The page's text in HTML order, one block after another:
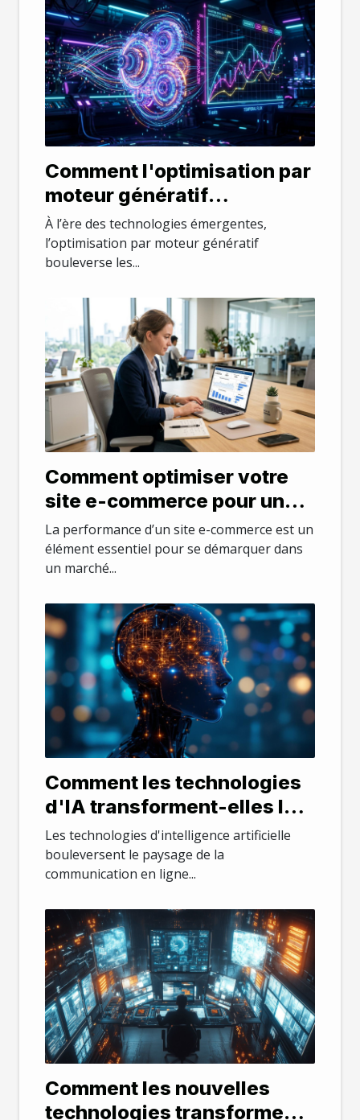
Comment l'optimisation par
moteur génératif
transforme-t-elle la
visibilité en ligne ?
À l’ère des technologies émergentes,
l’optimisation par moteur génératif
bouleverse les...
Comment optimiser votre
site e-commerce pour une
meilleure performance ?
La performance d’un site e-commerce est un
élément essentiel pour se démarquer dans
un marché...
Comment les technologies
d'IA transforment-elles la
communication en ligne ?
Les technologies d'intelligence artificielle
bouleversent le paysage de la
communication en ligne...
Comment les nouvelles
technologies transforment-